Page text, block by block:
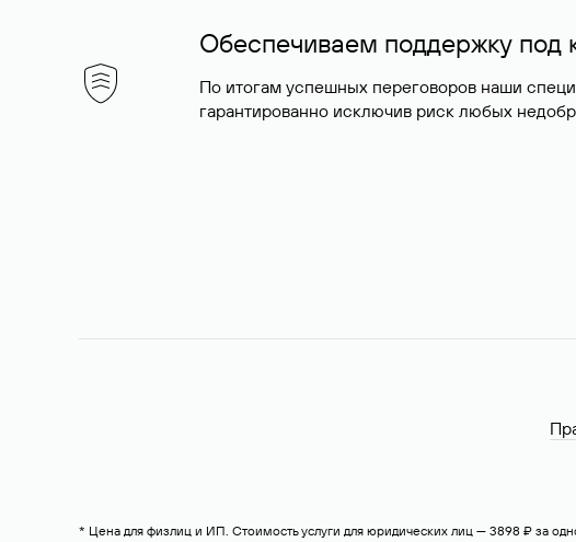
Обеспечиваем поддержку под
По итогам успешных переговоров наши
гарантированно исключив риск любых
* Цена для физлиц и ИП. Стоимость услуги для юридических лиц — 3898 ₽ за